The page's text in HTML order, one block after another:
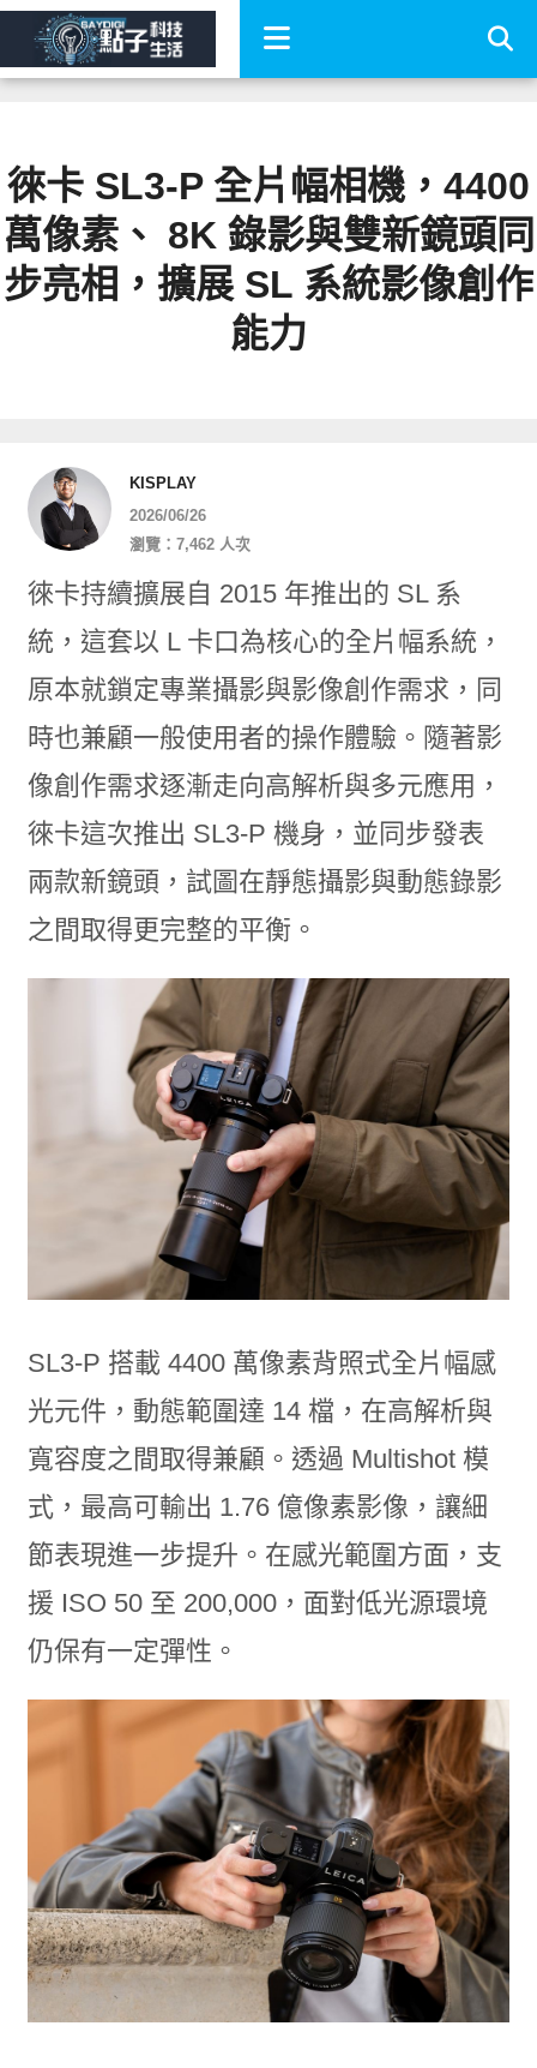
徠卡 SL3-P 全片幅相機，4400
萬像素、 8K 錄影與雙新鏡頭同
步亮相，擴展 SL 系統影像創作
能力
KISPLAY
2026/06/26
瀏覽：7,462 人次
徠卡持續擴展自 2015 年推出的 SL 系
統，這套以 L 卡口為核心的全片幅系統，
原本就鎖定專業攝影與影像創作需求，同
時也兼顧一般使用者的操作體驗。隨著影
像創作需求逐漸走向高解析與多元應用，
徠卡這次推出 SL3-P 機身，並同步發表
兩款新鏡頭，試圖在靜態攝影與動態錄影
之間取得更完整的平衡。
SL3-P 搭載 4400 萬像素背照式全片幅感
光元件，動態範圍達 14 檔，在高解析與
寬容度之間取得兼顧。透過 Multishot 模
式，最高可輸出 1.76 億像素影像，讓細
節表現進一步提升。在感光範圍方面，支
援 ISO 50 至 200,000，面對低光源環境
仍保有一定彈性。